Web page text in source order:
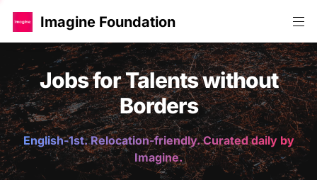
Imagine Foundation
Jobs for Talents without
Borders
English-1st. Relocation-friendly. Curated daily by
Imagine.